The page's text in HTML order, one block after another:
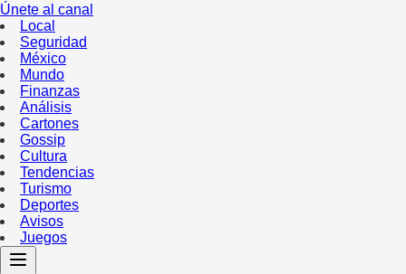
Únete al canal
Local
Seguridad
México
Mundo
Finanzas
Análisis
Cartones
Gossip
Cultura
Tendencias
Turismo
Deportes
Avisos
Juegos